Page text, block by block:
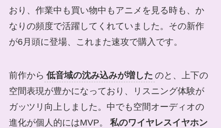
おり、作業中も買い物中もアニメを見る時も、か
なりの頻度で活躍してくれていました。その新作
が6月頭に登場、これまた速攻で購入です。
前作から 低音域の沈み込みが増した のと、上下の
空間表現が豊かになっており、リスニング体験が
ガッツリ向上しました。中でも空間オーディオの
進化が個人的にはMVP。
私のワイヤレスイヤホン